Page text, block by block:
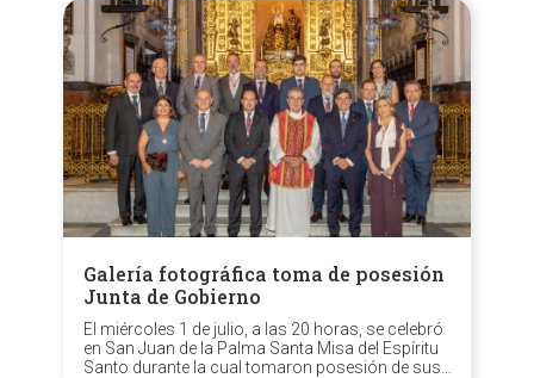
Galería fotográfica toma de posesión
Junta de Gobierno
El miércoles 1 de julio, a las 20 horas, se celebró
en San Juan de la Palma Santa Misa del Espíritu
Santo durante la cual tomaron posesión de sus